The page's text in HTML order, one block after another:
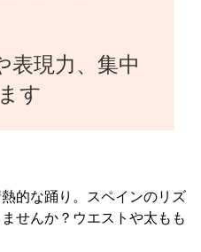
表現力、集中
す
的な踊り。スペインのリズ
せんか？ウエストや太もも